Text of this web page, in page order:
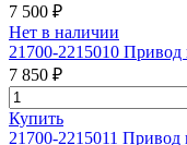
7 500 ₽
Нет в наличии
21700-2215010
7 850 ₽
Купить
21700-2215011